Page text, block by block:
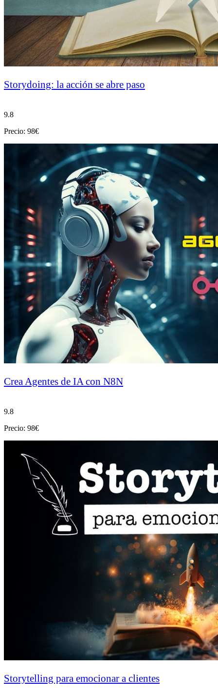
Storydoing: la acción se abre paso
9.8
Precio: 98€
Crea Agentes de IA con N8N
9.8
Precio: 98€
Storytelling para emocionar a clientes